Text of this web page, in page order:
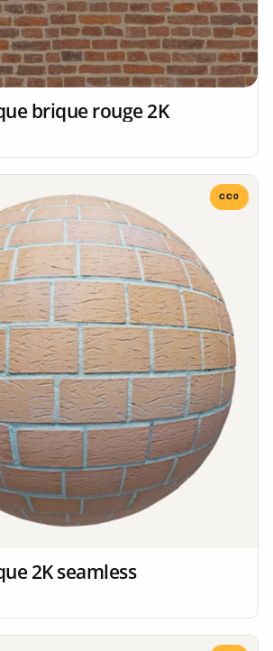
brique rouge 2K
CC0
2K seamless